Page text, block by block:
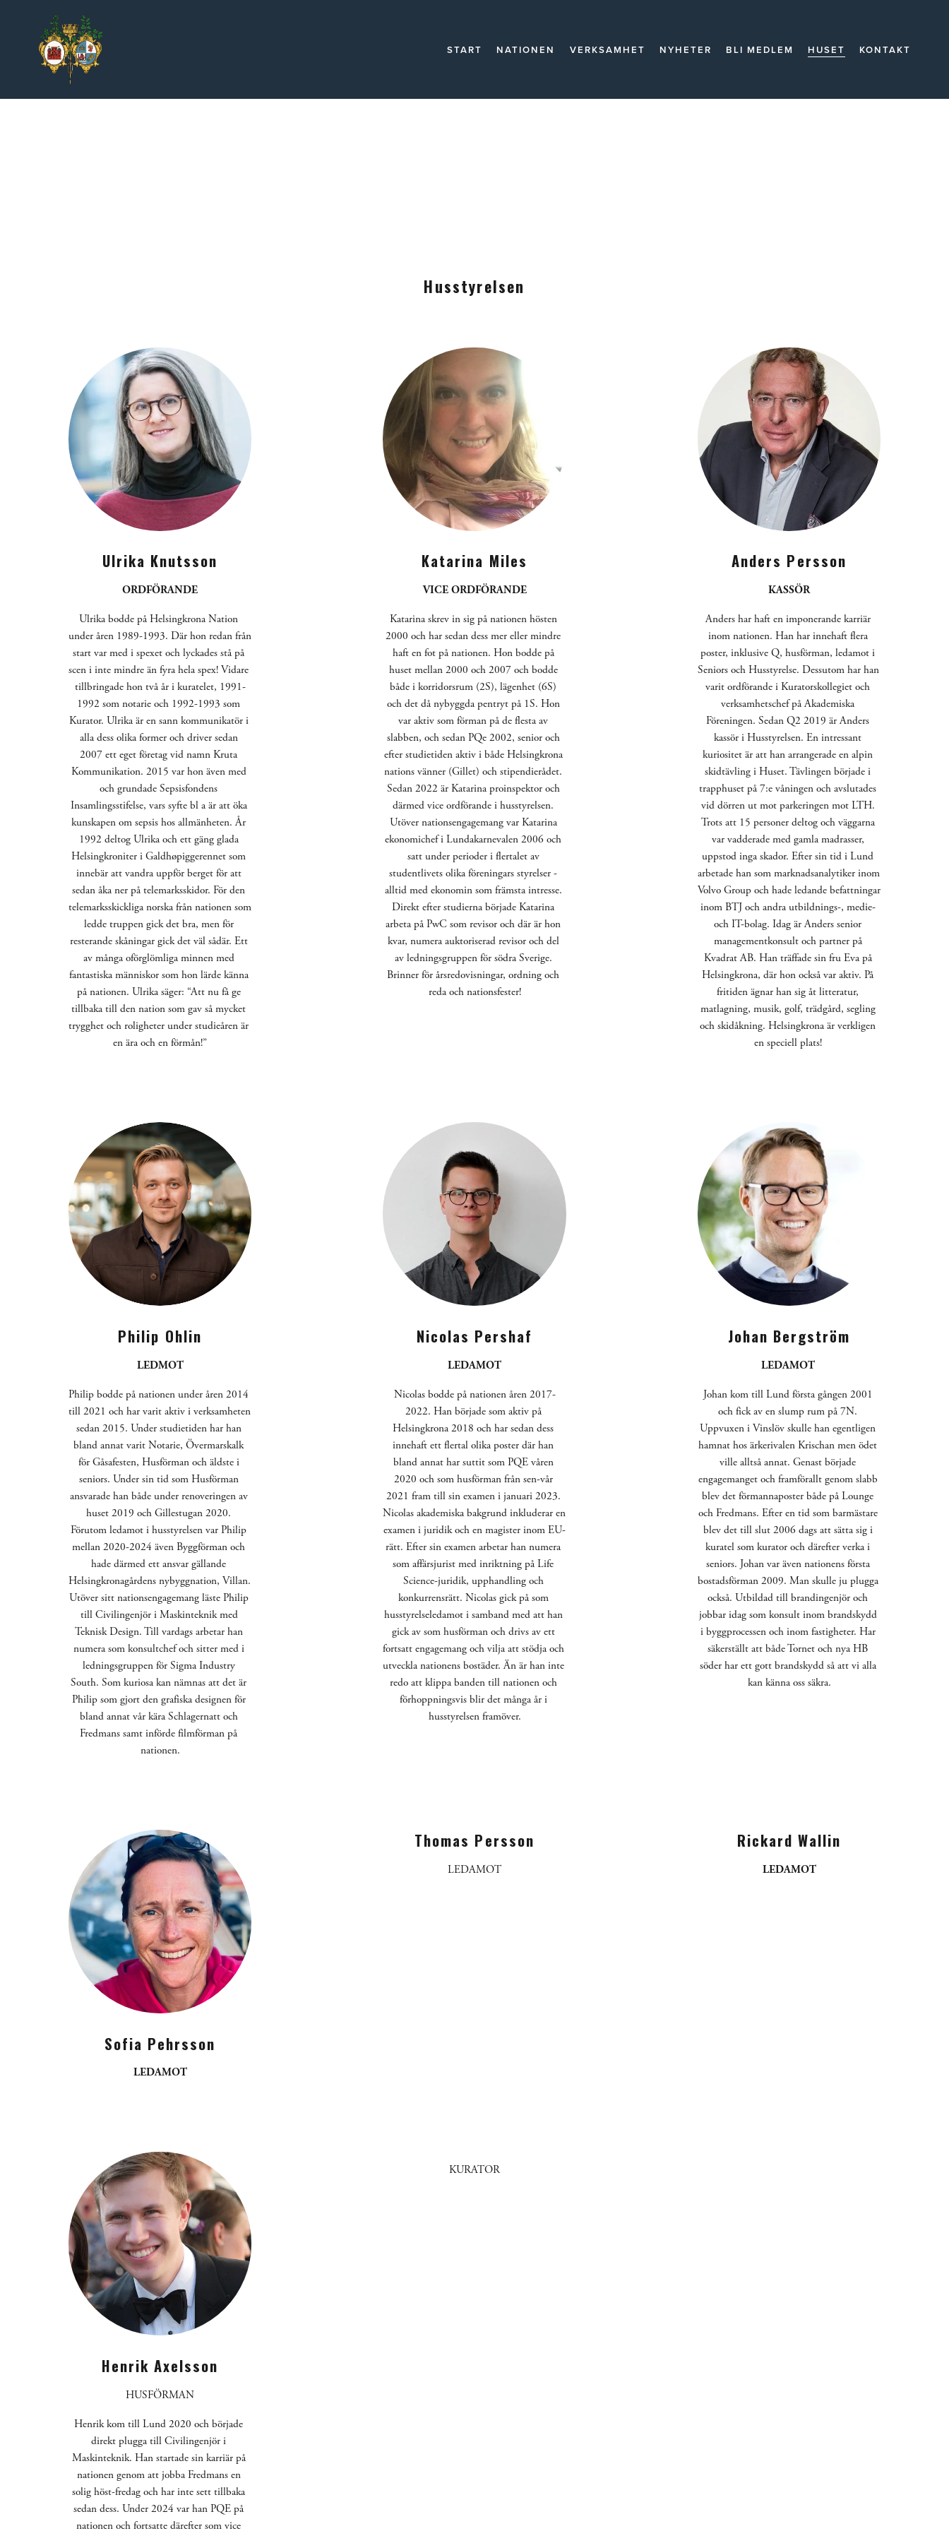
START NATIONEN VERKSAMHET NYHETER BLI MEDLEM HUSET KONTAKT
Husstyrelsen
Ulrika Knutsson
ORDFÖRANDE
Ulrika bodde på Helsingkrona Nation
under åren 1989-1993. Där hon redan från
start var med i spexet och lyckades stå på
scen i inte mindre än fyra hela spex! Vidare
tillbringade hon två år i kuratelet, 1991-
1992 som notarie och 1992-1993 som
Kurator. Ulrika är en sann kommunikatör i
alla dess olika former och driver sedan
2007 ett eget företag vid namn Kruta
Kommunikation. 2015 var hon även med
och grundade Sepsisfondens
Insamlingsstifelse, vars syfte bl a är att öka
kunskapen om sepsis hos allmänheten. År
1992 deltog Ulrika och ett gäng glada
Helsingkroniter i Galdhøpiggerennet som
innebär att vandra uppför berget för att
sedan åka ner på telemarksskidor. För den
telemarksskickliga norska från nationen som
ledde truppen gick det bra, men för
resterande skåningar gick det väl sådär. Ett
av många oförglömliga minnen med
fantastiska människor som hon lärde känna
på nationen. Ulrika säger: “Att nu få ge
tillbaka till den nation som gav så mycket
trygghet och roligheter under studieåren är
en ära och en förmån!”
Katarina Miles
VICE ORDFÖRANDE
Katarina skrev in sig på nationen hösten
2000 och har sedan dess mer eller mindre
haft en fot på nationen. Hon bodde på
huset mellan 2000 och 2007 och bodde
både i korridorsrum (2S), lägenhet (6S)
och det då nybyggda pentryt på 1S. Hon
var aktiv som förman på de flesta av
slabben, och sedan PQe 2002, senior och
efter studietiden aktiv i både Helsingkrona
nations vänner (Gillet) och stipendierådet.
Sedan 2022 är Katarina proinspektor och
därmed vice ordförande i husstyrelsen.
Utöver nationsengagemang var Katarina
ekonomichef i Lundakarnevalen 2006 och
satt under perioder i flertalet av
studentlivets olika föreningars styrelser -
alltid med ekonomin som främsta intresse.
Direkt efter studierna började Katarina
arbeta på PwC som revisor och där är hon
kvar, numera auktoriserad revisor och del
av ledningsgruppen för södra Sverige.
Brinner för årsredovisningar, ordning och
reda och nationsfester!
Anders Persson
KASSÖR
Anders har haft en imponerande karriär
inom nationen. Han har innehaft flera
poster, inklusive Q, husförman, ledamot i
Seniors och Husstyrelse. Dessutom har han
varit ordförande i Kuratorskollegiet och
verksamhetschef på Akademiska
Föreningen. Sedan Q2 2019 är Anders
kassör i Husstyrelsen. En intressant
kuriositet är att han arrangerade en alpin
skidtävling i Huset. Tävlingen började i
trapphuset på 7:e våningen och avslutades
vid dörren ut mot parkeringen mot LTH.
Trots att 15 personer deltog och väggarna
var vadderade med gamla madrasser,
uppstod inga skador. Efter sin tid i Lund
arbetade han som marknadsanalytiker inom
Volvo Group och hade ledande befattningar
inom BTJ och andra utbildnings-, medie-
och IT-bolag. Idag är Anders senior
managementkonsult och partner på
Kvadrat AB. Han träffade sin fru Eva på
Helsingkrona, där hon också var aktiv. På
fritiden ägnar han sig åt litteratur,
matlagning, musik, golf, trädgård, segling
och skidåkning. Helsingkrona är verkligen
en speciell plats!
Philip Ohlin
LEDMOT
Philip bodde på nationen under åren 2014
till 2021 och har varit aktiv i verksamheten
sedan 2015. Under studietiden har han
bland annat varit Notarie, Övermarskalk
för Gåsafesten, Husförman och äldste i
seniors. Under sin tid som Husförman
ansvarade han både under renoveringen av
huset 2019 och Gillestugan 2020.
Förutom ledamot i husstyrelsen var Philip
mellan 2020-2024 även Byggförman och
hade därmed ett ansvar gällande
Helsingkronagårdens nybyggnation, Villan.
Utöver sitt nationsengagemang läste Philip
till Civilingenjör i Maskinteknik med
Teknisk Design. Till vardags arbetar han
numera som konsultchef och sitter med i
ledningsgruppen för Sigma Industry
South. Som kuriosa kan nämnas att det är
Philip som gjort den grafiska designen för
bland annat vår kära Schlagernatt och
Fredmans samt införde filmförman på
nationen.
Nicolas Pershaf
LEDAMOT
Nicolas bodde på nationen åren 2017-
2022. Han började som aktiv på
Helsingkrona 2018 och har sedan dess
innehaft ett flertal olika poster där han
bland annat har suttit som PQE våren
2020 och som husförman från sen-vår
2021 fram till sin examen i januari 2023.
Nicolas akademiska bakgrund inkluderar en
examen i juridik och en magister inom EU-
rätt. Efter sin examen arbetar han numera
som affärsjurist med inriktning på Life
Science-juridik, upphandling och
konkurrensrätt. Nicolas gick på som
husstyrelseledamot i samband med att han
gick av som husförman och drivs av ett
fortsatt engagemang och vilja att stödja och
utveckla nationens bostäder. Än är han inte
redo att klippa banden till nationen och
förhoppningsvis blir det många år i
husstyrelsen framöver.
Johan Bergström
LEDAMOT
Johan kom till Lund första gången 2001
och fick av en slump rum på 7N.
Uppvuxen i Vinslöv skulle han egentligen
hamnat hos ärkerivalen Krischan men ödet
ville alltså annat. Genast började
engagemanget och framförallt genom slabb
blev det förmannaposter både på Lounge
och Fredmans. Efter en tid som barmästare
blev det till slut 2006 dags att sätta sig i
kuratel som kurator och därefter verka i
seniors. Johan var även nationens första
bostadsförman 2009. Man skulle ju plugga
också. Utbildad till brandingenjör och
jobbar idag som konsult inom brandskydd
i byggprocessen och inom fastigheter. Har
säkerställt att både Tornet och nya HB
söder har ett gott brandskydd så att vi alla
kan känna oss säkra.
Sofia Pehrsson
LEDAMOT
Thomas Persson
LEDAMOT
Rickard Wallin
LEDAMOT
Henrik Axelsson
HUSFÖRMAN
Henrik kom till Lund 2020 och började
direkt plugga till Civilingenjör i
Maskinteknik. Han startade sin karriär på
nationen genom att jobba Fredmans en
solig höst-fredag och har inte sett tillbaka
sedan dess. Under 2024 var han PQE på
nationen och fortsatte därefter som vice
KURATOR